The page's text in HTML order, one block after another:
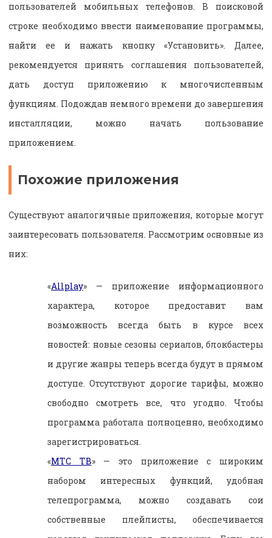
пользователей мобильных телефонов. В поисковой
строке необходимо ввести наименование программы,
найти ее и нажать кнопку «Установить». Далее,
рекомендуется принять соглашения пользователей,
дать доступ приложению к многочисленным
функциям. Подождав немного времени до завершения
инсталляции, можно начать пользование
приложением.
Похожие приложения
Существуют аналогичные приложения, которые могут
заинтересовать пользователя. Рассмотрим основные из
них:
«Allplay» — приложение информационного
характера, которое предоставит вам
возможность всегда быть в курсе всех
новостей: новые сезоны сериалов, блокбастеры
и другие жанры теперь всегда будут в прямом
доступе. Отсутствуют дорогие тарифы, можно
свободно смотреть все, что угодно. Чтобы
программа работала полноценно, необходимо
зарегистрироваться.
«МТС ТВ» — это приложение с широким
набором интересных функций, удобная
телепрограмма, можно создавать сои
собственные плейлисты, обеспечивается